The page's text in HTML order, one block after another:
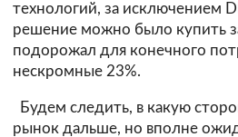
технологий, за исключением
решение можно было купить
подорожал для конечного
нескромные 23%.
Будем следить, в какую
рынок дальше, но вполне